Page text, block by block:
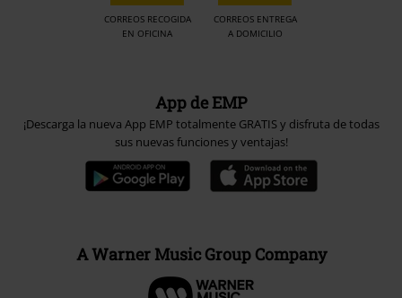
CORREOS RECOGIDA
EN OFICINA
CORREOS ENTREGA
A DOMICILIO
App de EMP
¡Descarga la nueva App EMP totalmente GRATIS y disfruta de todas
sus nuevas funciones y ventajas!
A Warner Music Group Company